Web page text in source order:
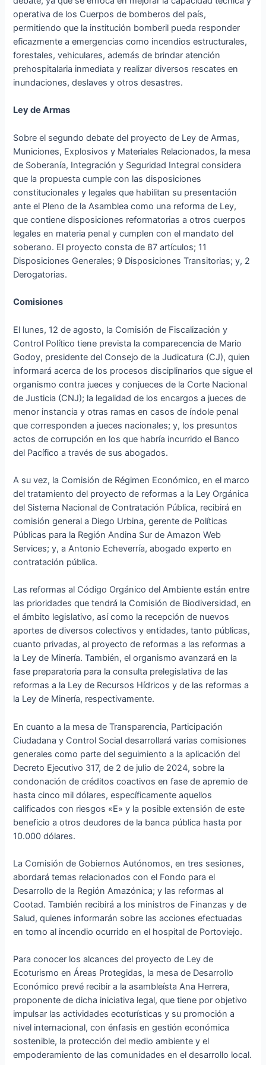
operativa de los Cuerpos de bomberos del país,
permitiendo que la institución bomberil pueda responder
eficazmente a emergencias como incendios estructurales,
forestales, vehiculares, además de brindar atención
prehospitalaria inmediata y realizar diversos rescates en
inundaciones, deslaves y otros desastres.
Ley de Armas
Sobre el segundo debate del proyecto de Ley de Armas,
Municiones, Explosivos y Materiales Relacionados, la mesa
de Soberanía, Integración y Seguridad Integral considera
que la propuesta cumple con las disposiciones
constitucionales y legales que habilitan su presentación
ante el Pleno de la Asamblea como una reforma de Ley,
que contiene disposiciones reformatorias a otros cuerpos
legales en materia penal y cumplen con el mandato del
soberano. El proyecto consta de 87 artículos; 11
Disposiciones Generales; 9 Disposiciones Transitorias; y, 2
Derogatorias.
Comisiones
El lunes, 12 de agosto, la Comisión de Fiscalización y
Control Político tiene prevista la comparecencia de Mario
Godoy, presidente del Consejo de la Judicatura (CJ), quien
informará acerca de los procesos disciplinarios que sigue el
organismo contra jueces y conjueces de la Corte Nacional
de Justicia (CNJ); la legalidad de los encargos a jueces de
menor instancia y otras ramas en casos de índole penal
que corresponden a jueces nacionales; y, los presuntos
actos de corrupción en los que habría incurrido el Banco
del Pacífico a través de sus abogados.
A su vez, la Comisión de Régimen Económico, en el marco
del tratamiento del proyecto de reformas a la Ley Orgánica
del Sistema Nacional de Contratación Pública, recibirá en
comisión general a Diego Urbina, gerente de Políticas
Públicas para la Región Andina Sur de Amazon Web
Services; y, a Antonio Echeverría, abogado experto en
contratación pública.
Las reformas al Código Orgánico del Ambiente están entre
las prioridades que tendrá la Comisión de Biodiversidad, en
el ámbito legislativo, así como la recepción de nuevos
aportes de diversos colectivos y entidades, tanto públicas,
cuanto privadas, al proyecto de reformas a las reformas a
la Ley de Minería. También, el organismo avanzará en la
fase preparatoria para la consulta prelegislativa de las
reformas a la Ley de Recursos Hídricos y de las reformas a
la Ley de Minería, respectivamente.
En cuanto a la mesa de Transparencia, Participación
Ciudadana y Control Social desarrollará varias comisiones
generales como parte del seguimiento a la aplicación del
Decreto Ejecutivo 317, de 2 de julio de 2024, sobre la
condonación de créditos coactivos en fase de apremio de
hasta cinco mil dólares, específicamente aquellos
calificados con riesgos «E» y la posible extensión de este
beneficio a otros deudores de la banca pública hasta por
10.000 dólares.
La Comisión de Gobiernos Autónomos, en tres sesiones,
abordará temas relacionados con el Fondo para el
Desarrollo de la Región Amazónica; y las reformas al
Cootad. También recibirá a los ministros de Finanzas y de
Salud, quienes informarán sobre las acciones efectuadas
en torno al incendio ocurrido en el hospital de Portoviejo.
Para conocer los alcances del proyecto de Ley de
Ecoturismo en Áreas Protegidas, la mesa de Desarrollo
Económico prevé recibir a la asambleísta Ana Herrera,
proponente de dicha iniciativa legal, que tiene por objetivo
impulsar las actividades ecoturísticas y su promoción a
nivel internacional, con énfasis en gestión económica
sostenible, la protección del medio ambiente y el
empoderamiento de las comunidades en el desarrollo local.